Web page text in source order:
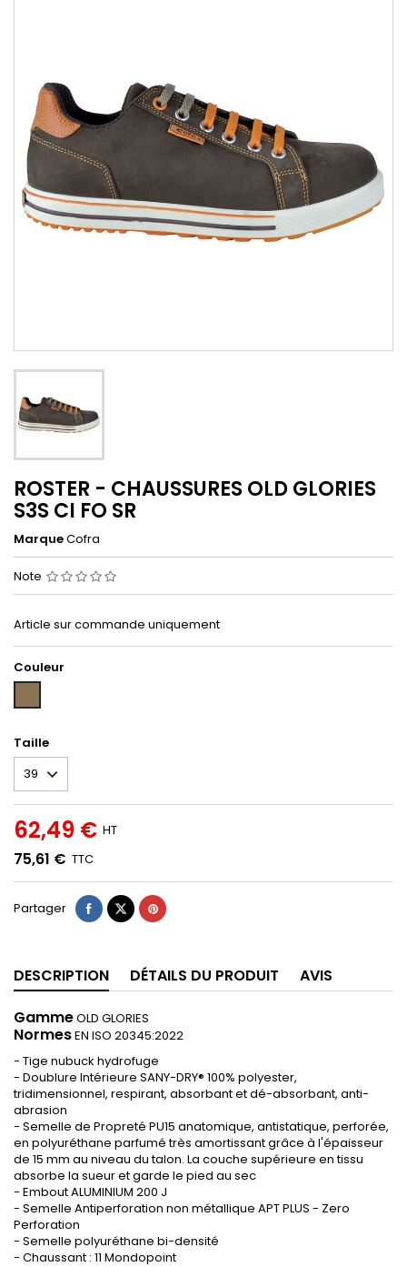
ROSTER - CHAUSSURES OLD GLORIES
S3S CI FO SR
MarqueCofra
Note
Article sur commande uniquement
Couleur
BEIGE
BEI)
Taille
62,49 € HT
75,61 € TTC
Partager
DESCRIPTION DÉTAILS DU PRODUIT
AVIS
GammeOLD GLORIES
NormesEN ISO 20345:2022
- Tige nubuck hydrofuge
- Doublure Intérieure SANY-DRY® 100% polyester,
tridimensionnel, respirant, absorbant et dé-absorbant, anti-
abrasion
- Semelle de Propreté PU15 anatomique, antistatique, perforée,
en polyuréthane parfumé très amortissant grâce à l'épaisseur
de 15 mm au niveau du talon. La couche supérieure en tissu
absorbe la sueur et garde le pied au sec
- Embout ALUMINIUM 200 J
- Semelle Antiperforation non métallique APT PLUS - Zero
Perforation
- Semelle polyuréthane bi-densité
- Chaussant : 11 Mondopoint